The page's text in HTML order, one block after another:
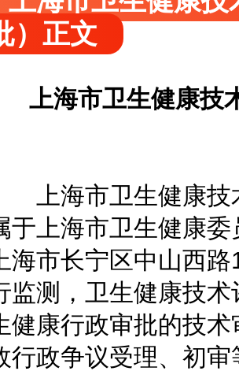
）正文
上海市卫生健康技
上海市卫生健康技
于上海市卫生健康
上海市长宁区中山西
监测，卫生健康技
健康行政审批的技
行政争议受理、初